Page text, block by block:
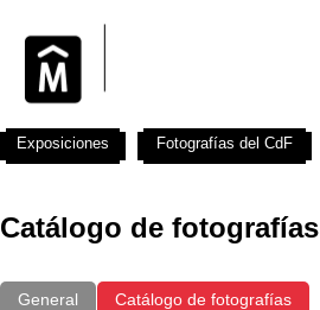
Catálogo de fotografías
General Catálogo de fotografías
Exposiciones Fotografías del CdF